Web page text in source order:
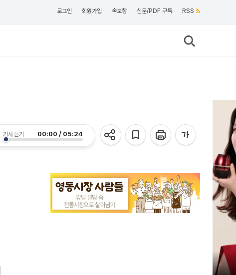
로그인 회원가입 속보창 신문/PDF 구독 RSS
기사 듣기 00:00 / 05:24